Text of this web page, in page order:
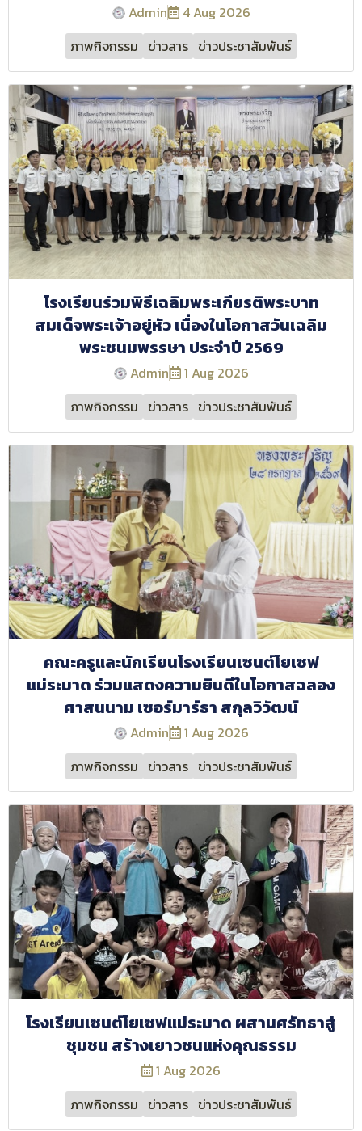
Admin
4 Aug 2026
ภาพกิจกรรม ข่าวสาร ข่าวประชาสัมพันธ์
โรงเรียนร่วมพิธีเฉลิมพระเกียรติพระบาท
สมเด็จพระเจ้าอยู่หัว เนื่องในโอกาสวันเฉลิม
พระชนมพรรษา ประจำปี 2569
Admin
1 Aug 2026
ภาพกิจกรรม ข่าวสาร ข่าวประชาสัมพันธ์
คณะครูและนักเรียนโรงเรียนเซนต์โยเซฟ
แม่ระมาด ร่วมแสดงความยินดีในโอกาสฉลอง
ศาสนนาม เซอร์มาร์ธา สกุลวิวัฒน์
Admin
1 Aug 2026
ภาพกิจกรรม ข่าวสาร ข่าวประชาสัมพันธ์
โรงเรียนเซนต์โยเซฟแม่ระมาด ผสานศรัทธาสู่
ชุมชน สร้างเยาวชนแห่งคุณธรรม
1 Aug 2026
ภาพกิจกรรม ข่าวสาร ข่าวประชาสัมพันธ์